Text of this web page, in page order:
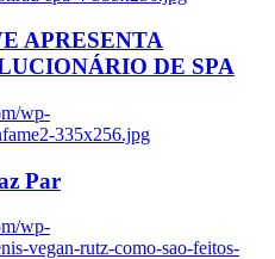
APRESENTA
DE SPA
wp-
335x256.jpg
Par
wp-
vegan-rutz-como-sao-feitos-